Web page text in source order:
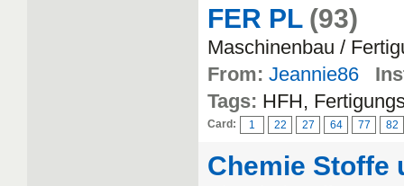
FER PL (93)
Maschinenbau /
From: Jeannie86
Tags: HFH,
Card: 1 22 27 64 77 82
Chemie Stoffe